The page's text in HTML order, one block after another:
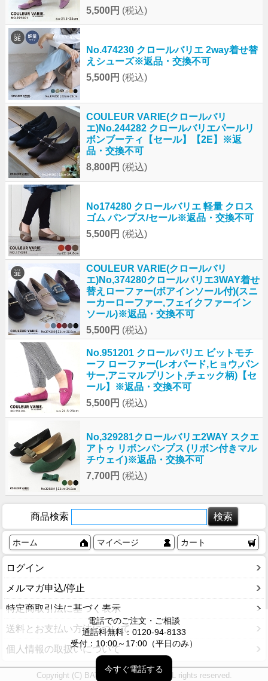
5,500円 (税込)
No.474230 クロールバリエ 2way着せ替
えシューズ※返品・交換不可
5,500円 (税込)
COULEUR VARIE(クロールバリ
エ)No.244282 クロールバリエパールリ
ボンブーティ【セール】【2E】※返
品・交換不可
8,800円 (税込)
No174280 クロールバリエ 軽量 クロス
ゴム パンプス/セール※返品・交換不可
5,500円 (税込)
COULEUR VARIE(クロールバリ
エ)No,374280クロールバリエ3WAY着せ
替えローファー(ボアインソール付)(スニ
ーカーローファー,フェイクファーイン
ソール)※返品・交換不可
5,500円 (税込)
No.951201 クロールバリエ ビットモチ
ーフ ローファー(レオパード,ヒョウ,パン
サー,アニマルプリント,チェック柄)【セ
ール】※返品・交換不可
5,500円 (税込)
No,329281クロールバリエ2WAY スクエ
アトゥ リボンパンプス (リボン付きマル
チウェイ)※返品・交換不可
7,700円 (税込)
商品検索
ホーム マイページ カート
ログイン
メルマガ申込/停止
特定商取引法に基づく表示
送料とお支払い方法について
個人情報の取扱いについて
Copyright (C) BATH ONLINE SHOP ALL rights reserved.
電話でのご注文・ご相談
通話料無料：0120-94-8133
受付：10:00～17:00（平日のみ）
今すぐ電話する